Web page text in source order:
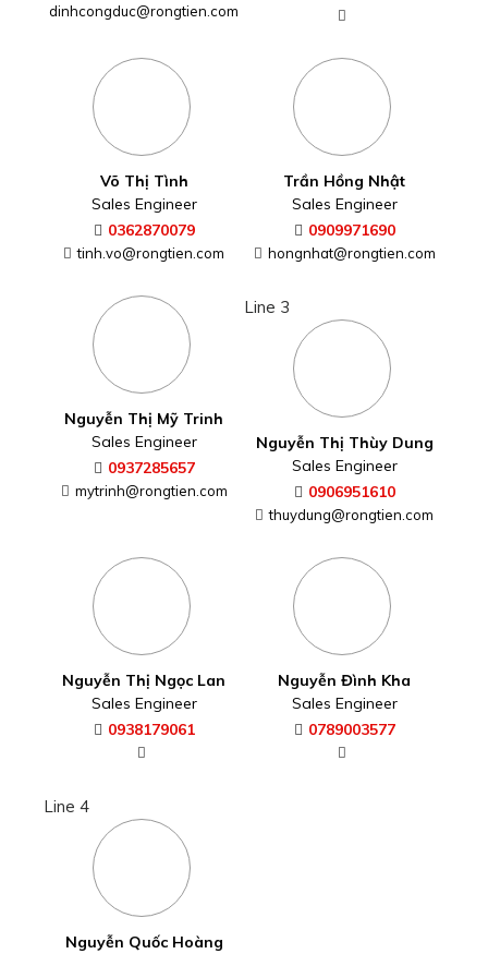
dinhcongduc@rongtien.com
Võ Thị Tình
Sales Engineer
0362870079
tinh.vo@rongtien.com
Trần Hồng Nhật
Sales Engineer
0909971690
hongnhat@rongtien.com
Nguyễn Thị Mỹ Trinh
Sales Engineer
0937285657
mytrinh@rongtien.com
Line 3
Nguyễn Thị Thùy Dung
Sales Engineer
0906951610
thuydung@rongtien.com
Nguyễn Thị Ngọc Lan
Sales Engineer
0938179061
Nguyễn Đình Kha
Sales Engineer
0789003577
Line 4
Nguyễn Quốc Hoàng